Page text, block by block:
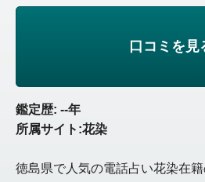
口コミを見
鑑定歴: --年
所属サイト:花染
徳島県で人気の電話占い花染在